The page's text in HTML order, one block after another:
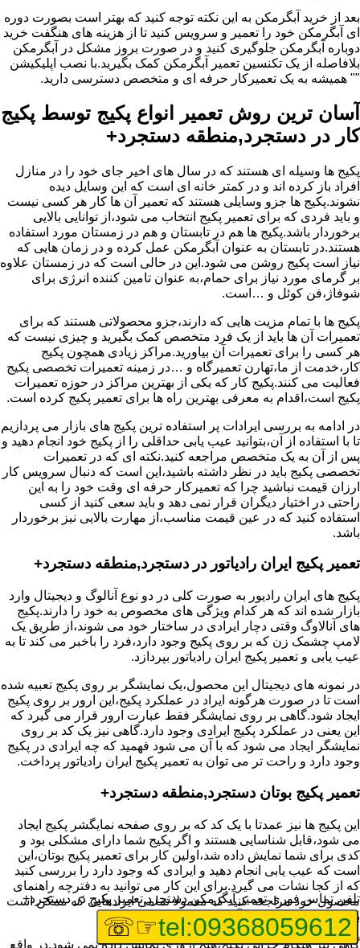
بعد از خرید آبگرمکن به این نکته توجه کنید که بهتر است بصورت دوره
ای آبگرمکن خود را تعمیر و سرویس کنید تا از هزینه های هنگفت خرید
دوباره آبگرمکن جلوگیری کنید و در صورت بروز مشکل در آبگرمکن
بلافاصله از یک تکنسین تعمیر آبگرمکن کمک بگیرید.با نصب اپلیکیشن
"" همیشه به یک تعمیرکار حرفه ای و متخصص دسترسی دارید.
آسان ترین روش تعمیر انواع پکیج توسط پکیج
کار در دستجرد,منطقه دستجرد+
پکیج ها وسیله ای هستند که در سال های اخیر جای خود را در منازل
افراد باز کرده اند و در کمتر خانه ای است که این وسایل دیده
نشوند.پکیج ها جزو وسایلی هستند که تعمیر آن ها کار هر کسی نیست
و باید فردی که برای تعمیر پکیج انتخاب می شود،از توانایی بالایی
برخوردار باشد.پکیج ها هم در تابستان و هم در زمستان مورد استفاده
هستند.در تابستان به عنوان آبگرمکن عمل کرده و در زمان هایی که
نیاز است پکیج روشن می شود.این در حالی است که در زمستان علاوه
بر گرمای مورد نیاز برای حمام،به عنوان تامین کننده انرژی برای
شوفاژ،فن کوئل و …است.
پکیج ها با تمام مزیت هایی که دارند،جزو محصولاتی هستند که برای
تعمیرات آن ها باید از یک فرد متخصص کمک بگیرید و چیزی نیست که
هر کسی را برای تعمیرات آن بیاورید.مراکز زیادی همچون پکیج
کار،خدمت از ما،تهارن تعمیرگاه و …در زمینه تعمیرات تخصصی پکیج
فعالیت می کنند.پکیج کار که یکی از بهترین مراکز در حوزه تعمیرات
پکیج است،اقدام به معرفی بهترین راه ها برای تعمیر پکیج کرده است.
در ادامه به بررسی ایرادات پر استفاده ترین پکیج های بازار می پردازیم
تا با استفاده از آن،بتوانید عیب یابی حداقلی را از پکیج خود انجام دهید و
پس از آن به یک متخصص مراجعه کنید.نکته ای که در تعمیرات
تخصصی پکیج باید در نظر داشته باشید،این است که دنبال سرویس کار
ارزان قیمت نباشید چرا که تعمیرکار حرفه ای وقت خود را به این
راحتی در اختیار دیگران قرار نمی دهد و باید سعی کنید از کسی
استفاده کنید که در عین قیمت مناسب،از مهارت بالایی نیز برخوردار
باشد.
تعمیر پکیج ایران رادیاتور در دستجرد,منطقه دستجرد+
پکیج های ایران رادیور به صورت کلی در دو نوع آنالوگ و دیجیتال وارد
بازار شده اند که هر کدام ویژگی های مخصوص به خود را دارند.پکیج
های آنالاوگ وقتی دچار ایرادی در ساختار خود می شوند،از طریق یک
لامپ چشمک زن که بر روی پکیج وجود دارد،فرد را باخبر می کند تا به
عیب یابی و تعمیر پکیج ایران رادیاتور بپردازد.
در نمونه های دیجیتال این محصول،یک نمایشگر بر روی پکیج تعبیه شده
است تا در صورت هرگونه ایراد در عملکرد پکیج،این ارور بر روی پکیج
ایجاد شود.گاهی بر روی نمایشگر فقط عبارت ارور قرار می گیرد که
این یعنی در عملکرد پکیج ایرادی وجود دارد.گاهی نیز یک کد بر روی
نمایشگر ایجاد می شود که با آن می شود فهمید که چه ایرادی در پکیج
وجود دارد و راحت تر می توان به تعمیر پکیج ایران رادیاتور پرداخت.
تعمیر پکیج بوتان دستجرد,منطقه دستجرد+
این پکیج ها نیز عمدتا با یک کد که بر روی صفحه نمایگشر پکیج ایجاد
می شود،قابل شناسایی هستند و اگر پکیج شما دارای مشکلی بود و
کدی برای شما نمایش داده شد،اولین کار برای تعمیر پکیج بوتان،این
است که عیب یابی انجام دهید و ایرادی که وجود دارد را بررسی کنید
که از کجا نشات می گیرد.برای این کار می توانید به دفترچه راهنمای
محصول خود مراجعه کنید که معمولا تمامی ایرادهایی که ممکن است
برای پکیج پیش بیاید در آن قرار گرفته است.
گاهی نیز هنگام خرابی پکیج،هیچ اروری نمایش داده نمی شود.در واقع
تلفن تماس فوریتعمیر آبگرمکن دستجرد,تعمیر پکیج در دستجرد+
tel:09368059612
☞☏